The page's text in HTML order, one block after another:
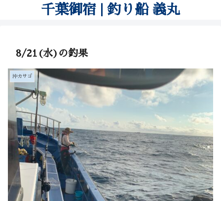
千葉御宿 | 釣り船 義丸
8/21(水)の釣果
沖カサゴ